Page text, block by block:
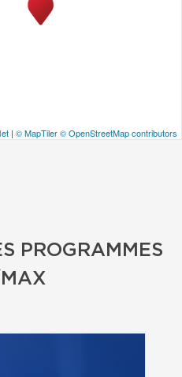
| © MapTiler© OpenStreetMap contributors
PROGRAMMES